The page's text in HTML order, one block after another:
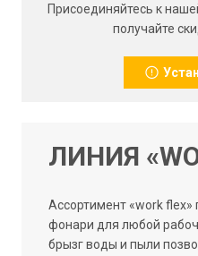
Присоединяйтесь к
получайте
ЛИНИЯ
Ассортимент «work flex»
фонари для любой
брызг воды и пыли